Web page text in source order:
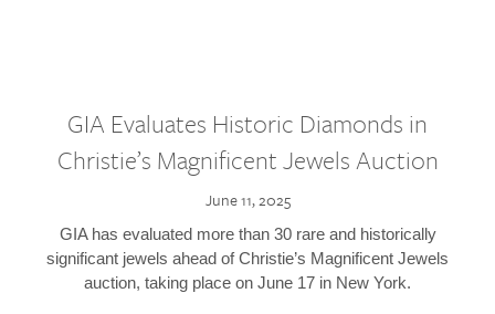
GIA Evaluates Historic Diamonds in
Christie’s Magnificent Jewels Auction
June 11, 2025
GIA has evaluated more than 30 rare and historically
significant jewels ahead of Christie’s Magnificent Jewels
auction, taking place on June 17 in New York.